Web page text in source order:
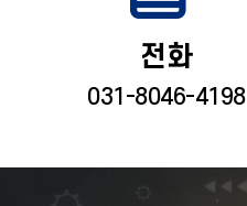
전화
031-8046-4198